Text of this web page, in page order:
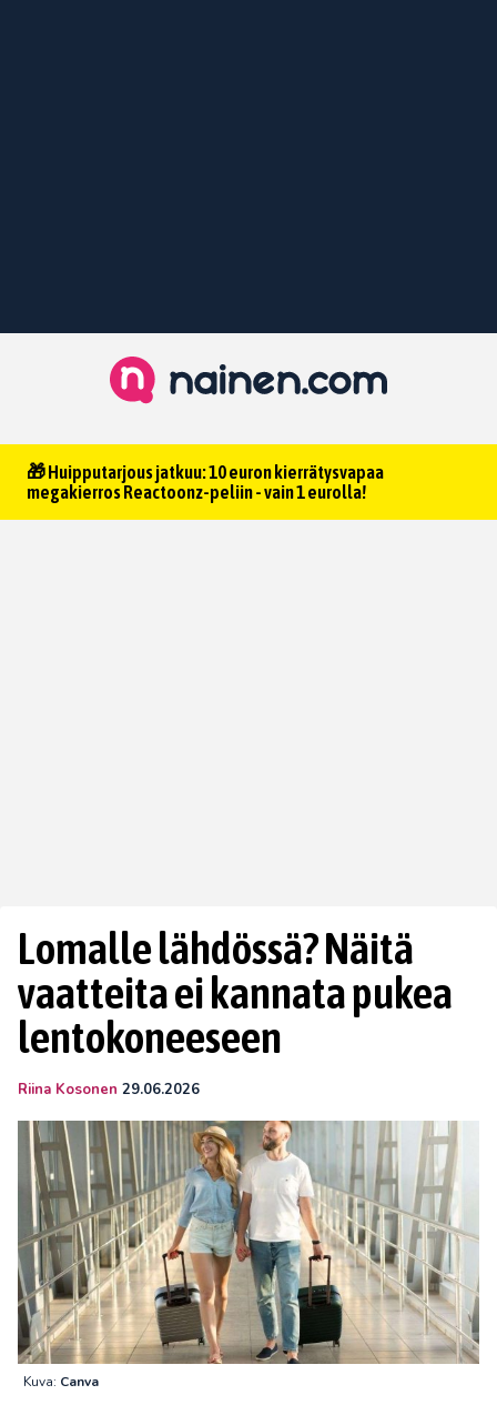
🎁 Huipputarjous jatkuu: 10 euron kierrätysvapaa
megakierros Reactoonz-peliin - vain 1 eurolla!
Lomalle lähdössä? Näitä
vaatteita ei kannata pukea
lentokoneeseen
Riina Kosonen 29.06.2026
Kuva: Canva